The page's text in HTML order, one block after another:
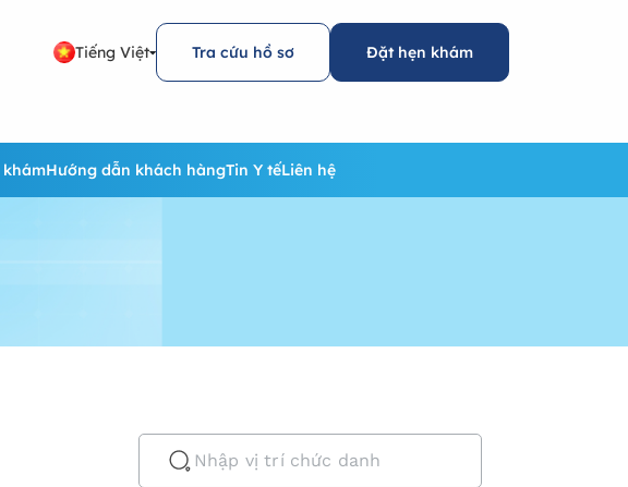
Tiếng Việt Tra cứu hồ sơ Đặt hẹn khám
khámHướng dẫn khách hàngTin Y tếLiên hệ